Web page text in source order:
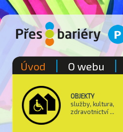
OBJEKTY
služby, kultura,
zdravotnictví ...
Úvod O webu